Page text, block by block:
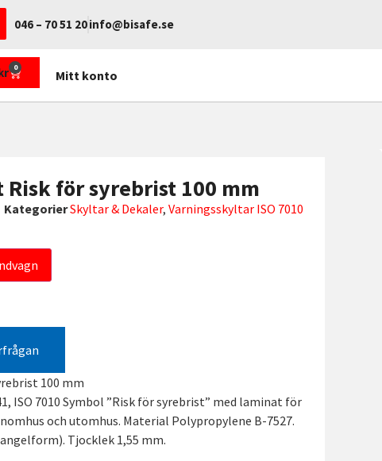
046 – 70 51 20info@bisafe.se
0
Mitt konto
för syrebrist 100 mm
KategorierSkyltar & Dekaler, Varningsskyltar ISO 7010
100 mm
ISO 7010 Symbol ”Risk för syrebrist” med laminat för
och utomhus. Material Polypropylene B-7527.
Tjocklek 1,55 mm.